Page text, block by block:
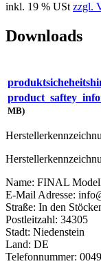
inkl. 19 % USt zzgl.
Downloads
MB)
Name: FINAL
E-Mail Adresse:
Straße: In den
Postleitzahl: 34305
Stadt: Niedenstein
Land: DE
Telefonnummer: